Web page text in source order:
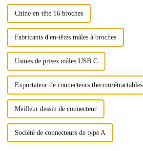
Chine en-tête 16 broches
Fabricants d'en-têtes mâles à broches
Usines de prises mâles USB C
Exportateur de connecteurs thermorétractables
Meilleur dessin de connecteur
Société de connecteurs de type A